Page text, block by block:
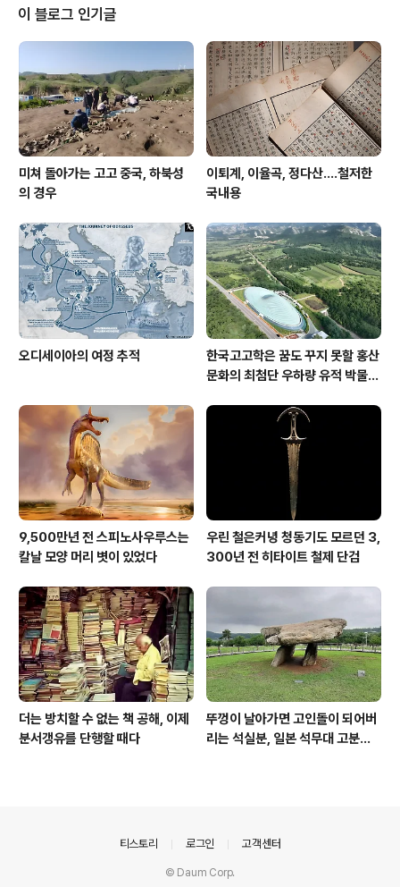
e. long live the bells! 인천시립박물관 소장 중국 철종
3점. 2차대전 때 녹여서 무기를 만들 예정이었다..
이 블로그 인기글
미쳐 돌아가는 고고 중국, 하북성
의 경우
이퇴계, 이율곡, 정다산....철저한
국내용
오디세이아의 여정 추적
한국고고학은 꿈도 꾸지 못할 홍산
문화의 최첨단 우하량 유적 박물관
9,500만년 전 스피노사우루스는
칼날 모양 머리 볏이 있었다
우린 철은커녕 청동기도 모르던 3,
300년 전 히타이트 철제 단검
더는 방치할 수 없는 책 공해, 이제
분서갱유를 단행할 때다
뚜껑이 날아가면 고인돌이 되어버
리는 석실분, 일본 석무대 고분의
티스토리 로그인 고객센터
© Daum Corp.